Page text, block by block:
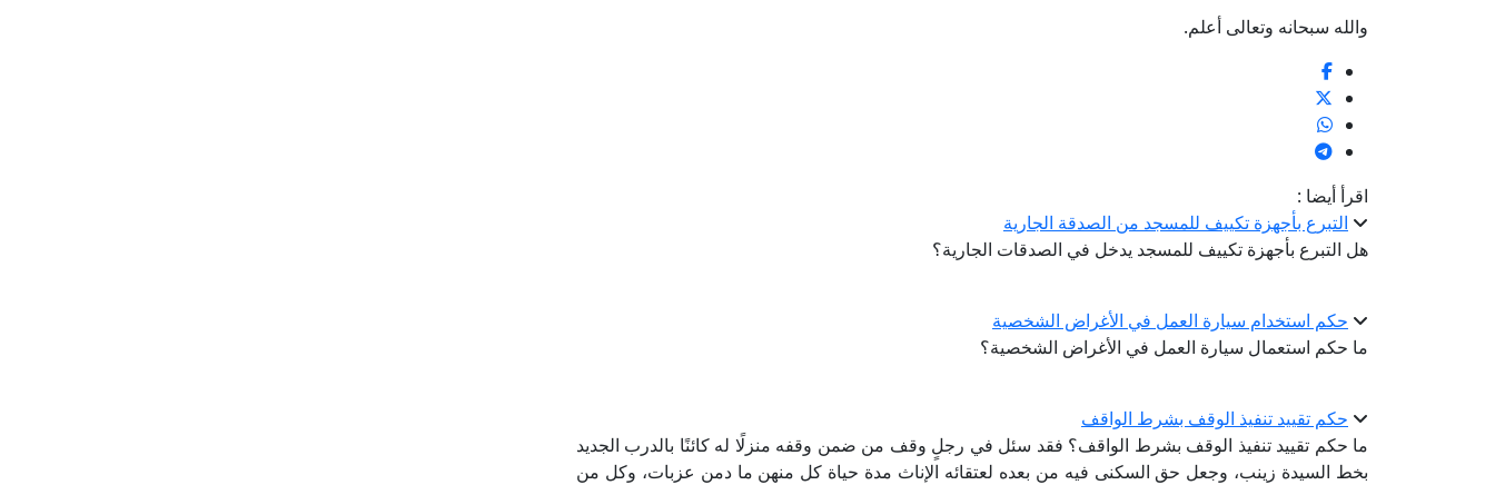
والله سبحانه وتعالى أعلم.
اقرأ أيضا :
التبرع بأجهزة تكييف للمسجد من الصدقة الجارية
هل التبرع بأجهزة تكييف للمسجد يدخل في الصدقات الجارية؟
حكم استخدام سيارة العمل في الأغراض الشخصية
ما حكم استعمال سيارة العمل في الأغراض الشخصية؟
حكم تقييد تنفيذ الوقف بشرط الواقف
ما حكم تقييد تنفيذ الوقف بشرط الواقف؟ فقد سئل في رجلٍ وقف من ضمن وقفه منزلًا له كائنًا بالدرب الجديد
بخط السيدة زينب، وجعل حق السكنى فيه من بعده لعتقائه الإناث مدة حياة كل منهن ما دمن عزبات، وكل من